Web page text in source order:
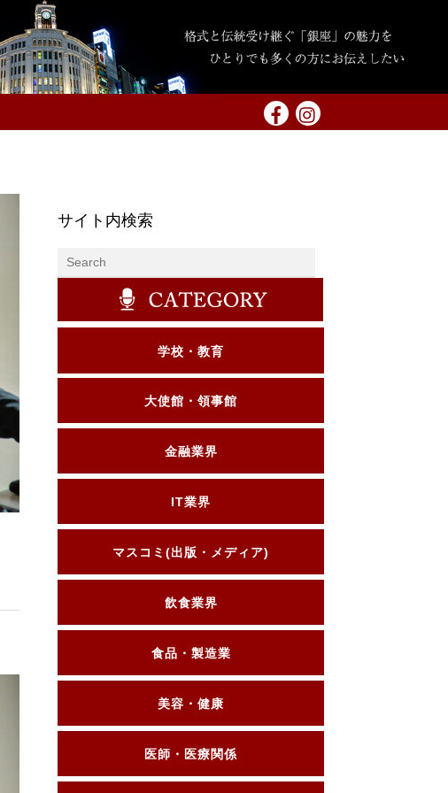
サイト内検索
学校・教育
大使館・領事館
金融業界
IT業界
マスコミ(出版・メディア)
飲食業界
食品・製造業
美容・健康
医師・医療関係